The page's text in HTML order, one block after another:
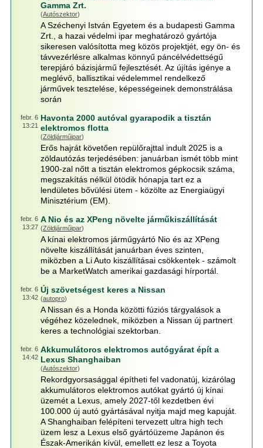
Gamma Zrt.
(Autószektor)
A Széchenyi István Egyetem és a budapesti Gamma
Zrt., a hazai védelmi ipar meghatározó gyártója
sikeresen valósította meg közös projektjét, egy ön- és
távvezérlésre alkalmas könnyű páncélvédettségű
terepjáró bázisjármű fejlesztését. Az újítás igénye a
meglévő, ballisztikai védelemmel rendelkező
járművek tesztelése, képességeinek demonstrálása
során
febr. 6
13:21
Havonta 2000 autóval gyarapodik a tisztán
elektromos flotta
(Zöldjárműipar)
Erős hajrát követően repülőrajttal indult 2025 is a
zöldautózás terjedésében: januárban ismét több mint
1900-zal nőtt a tisztán elektromos gépkocsik száma,
megszakítás nélkül ötödik hónapja tart ez a
lendületes bővülési ütem - közölte az Energiaügyi
Minisztérium (EM).
febr. 6
13:27
A Nio és az XPeng növelte járműkiszállítását
(Zöldjárműipar)
A kínai elektromos járműgyártó Nio és az XPeng
növelte kiszállítását januárban éves szinten,
miközben a Li Auto kiszállításai csökkentek - számolt
be a MarketWatch amerikai gazdasági hírportál.
febr. 6
13:42
Új szövetségest keres a Nissan
(autopro)
A Nissan és a Honda közötti fúziós tárgyalások a
végéhez közelednek, miközben a Nissan új partnert
keres a technológiai szektorban.
febr. 6
14:42
Akkumulátoros elektromos autógyárat épít a
Lexus Shanghaiban
(Autószektor)
Rekordgyorsasággal építheti fel vadonatúj, kizárólag
akkumulátoros elektromos autókat gyártó új kínai
üzemét a Lexus, amely 2027-től kezdetben évi
100.000 új autó gyártásával nyitja majd meg kapuját.
A Shanghaiban felépíteni tervezett ultra high tech
üzem lesz a Lexus első gyártóüzeme Japánon és
Észak-Amerikán kívül, emellett ez lesz a Toyota